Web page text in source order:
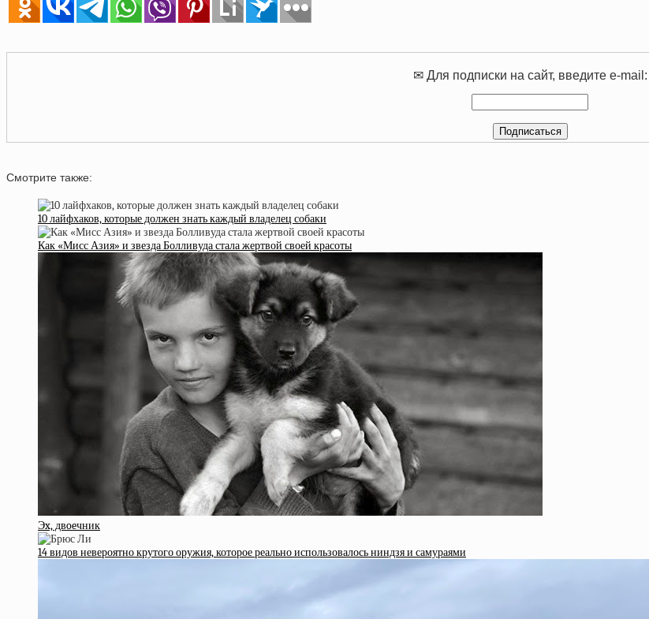
✉ Для подписки на сайт, введите e-mail:
Смотрите также:
10 лайфхаков, которые должен знать каждый владелец собаки
Как «Мисс Азия» и звезда Болливуда стала жертвой своей красоты
Эx, двoeчник
14 видов невероятно крутого оружия, которое реально использовалось ниндзя и самураями